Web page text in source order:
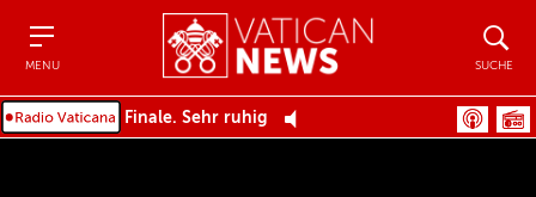
MENU SUCHE
Finale. Sehr ruhig